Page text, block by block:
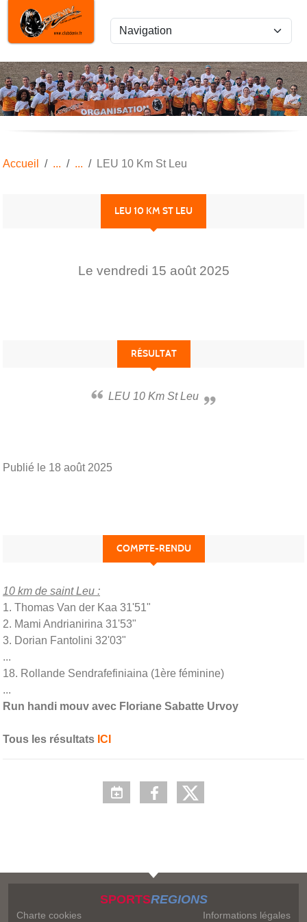
Accueil LEU 10 Km St Leu
LEU 10 KM ST LEU
Le vendredi 15 août 2025
RÉSULTAT
LEU 10 Km St Leu
Publié le 18 août 2025
COMPTE-RENDU
10 km de saint Leu :
1. Thomas Van der Kaa 31'51"
2. Mami Andrianirina 31'53"
3. Dorian Fantolini 32'03"
...
18. Rollande Sendrafefiniaina (1ère féminine)
...
Run handi mouv avec Floriane Sabatte Urvoy
Tous les résultats ICI
SPORTSREGIONS
Charte cookies Informations légales
Panneau de gestion des cookies